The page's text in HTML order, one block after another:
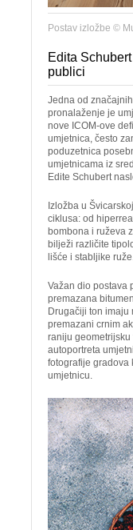
Postav izložbe ©
Edita
publici
Jedna od
pronalaženje je
nove ICOM-ove
umjetnica, često
poduzetnica
umjetnicama iz
Edite Schubert
Izložba u
ciklusa: od
bombona i ruževa
bilježi različite
lišće i stabljike
Važan dio postava
premazana
Drugačiji ton
premazani crnim
raniju
autoportreta
fotografije gradova
umjetnicu.